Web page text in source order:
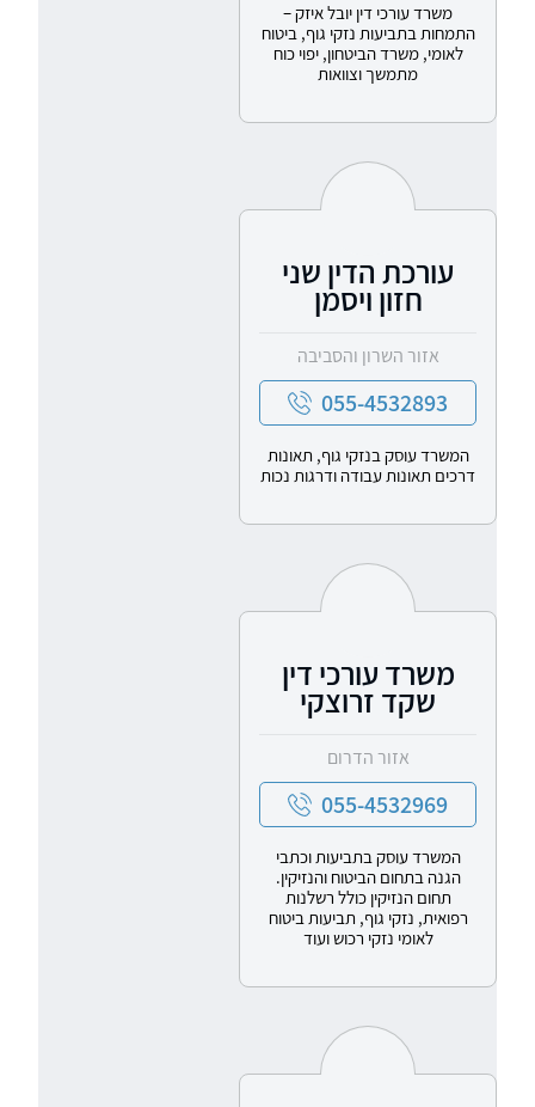
משרד עורכי דין יובל איזק –
התמחות בתביעות נזקי גוף, ביטוח
לאומי, משרד הביטחון, יפוי כוח
מתמשך וצוואות
עורכת הדין שני
חזון ויסמן
אזור השרון והסביבה
055-4532893
המשרד עוסק בנזקי גוף, תאונות
דרכים תאונות עבודה ודרגות נכות
משרד עורכי דין
שקד זרוצקי
אזור הדרום
055-4532969
המשרד עוסק בתביעות וכתבי
הגנה בתחום הביטוח והנזיקין.
תחום הנזיקין כולל רשלנות
רפואית, נזקי גוף, תביעות ביטוח
לאומי נזקי רכוש ועוד